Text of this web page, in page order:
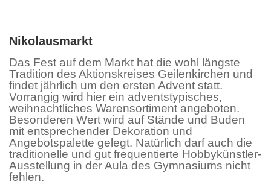
Nikolausmarkt
Das Fest auf dem Markt hat die wohl längste
Tradition des Aktionskreises Geilenkirchen und
findet jährlich um den ersten Advent statt.
Vorrangig wird hier ein adventstypisches,
weihnachtliches Warensortiment angeboten.
Besonderen Wert wird auf Stände und Buden
mit entsprechender Dekoration und
Angebotspalette gelegt. Natürlich darf auch die
traditionelle und gut frequentierte Hobbykünstler-
Ausstellung in der Aula des Gymnasiums nicht
fehlen.